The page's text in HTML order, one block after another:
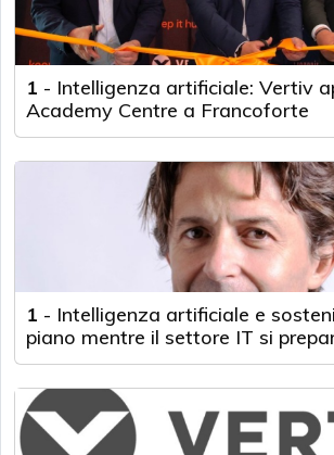
1 - Intelligenza artificiale: Vertiv
Academy Centre a Francoforte
1 - Intelligenza artificiale e
piano mentre il settore IT si